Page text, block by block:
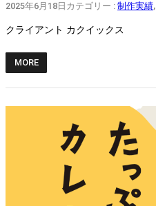
2025年6月18日 カテゴリー : 制作実績,
クライアント カクイックス
MORE